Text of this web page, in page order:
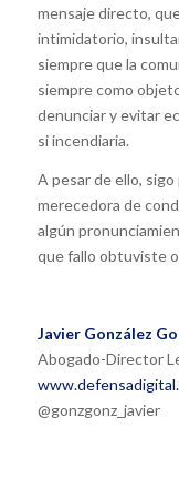
mensaje directo,
intimidatorio,
siempre que la
siempre como
denunciar y evitar
si incendiaria.
A pesar de ello,
merecedora de
algún
que fallo obtuviste
Javier González
Abogado-Director
@gonzgonz_javier